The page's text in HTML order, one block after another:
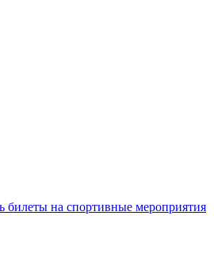
билеты на спортивные мероприятия